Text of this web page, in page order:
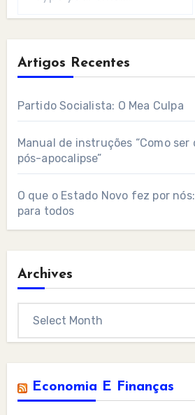
Artigos Recentes
Partido Socialista: O Mea Culpa
Manual de instruções “Como
pós-apocalipse”
O que o Estado Novo fez por
para todos
Archives
Economia E Finanças